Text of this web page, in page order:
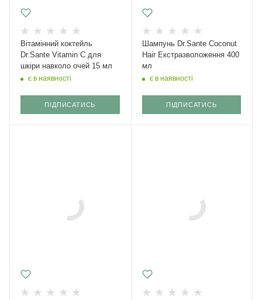
Вітамінний коктейль
Dr.Sante Vitamin C для
шкіри навколо очей 15 мл
є в наявності
ПІДПИСАТИСЬ
Шампунь Dr.Sante Coconut
Hair Екстразволоження 400
мл
є в наявності
ПІДПИСАТИСЬ